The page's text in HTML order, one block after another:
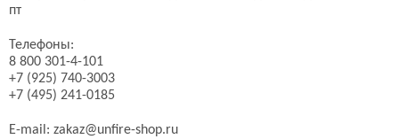
пт
Телефоны:
8 800 301-4-101
+7 (925) 740-3003
+7 (495) 241-0185
E-mail: zakaz@unfire-shop.ru